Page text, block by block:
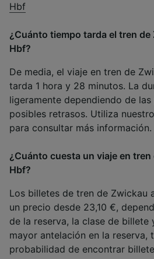
Hbf
¿Cuánto tiempo tarda el tren de
Hbf?
De media, el viaje en tren de
tarda 1 hora y 28 minutos. La
ligeramente dependiendo de
posibles retrasos. Utiliza nuestro
para consultar más información.
¿Cuánto cuesta un viaje en
Hbf?
Los billetes de tren de Zwickau
un precio desde 23,10 €,
de la reserva, la clase de
mayor antelación en la reserva,
probabilidad de encontrar